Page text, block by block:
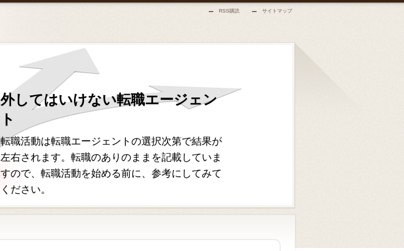
RSS購読 サイトマップ
外してはいけない転職エージェン
ト
転職活動は転職エージェントの選択次第で結果が
左右されます。転職のありのままを記載していま
すので、転職活動を始める前に、参考にしてみて
ください。